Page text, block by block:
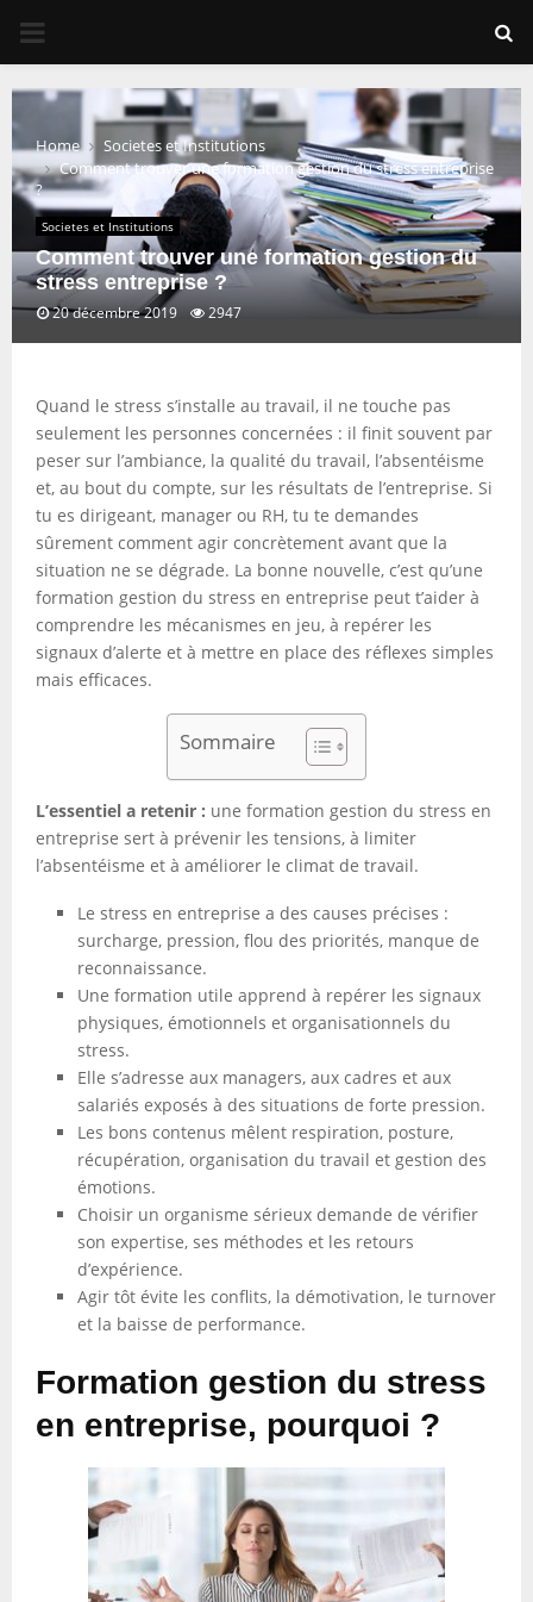
PRIMARY
MENU
Home
Societes et Institutions
Comment trouver une formation gestion du stress entreprise
?
Societes et Institutions
Comment trouver une formation gestion du
stress entreprise ?
20 décembre 2019 2947
Quand le stress s’installe au travail, il ne touche pas
seulement les personnes concernées : il finit souvent par
peser sur l’ambiance, la qualité du travail, l’absentéisme
et, au bout du compte, sur les résultats de l’entreprise. Si
tu es dirigeant, manager ou RH, tu te demandes
sûrement comment agir concrètement avant que la
situation ne se dégrade. La bonne nouvelle, c’est qu’une
formation gestion du stress en entreprise peut t’aider à
comprendre les mécanismes en jeu, à repérer les
signaux d’alerte et à mettre en place des réflexes simples
mais efficaces.
Sommaire
L’essentiel a retenir : une formation gestion du stress en
entreprise sert à prévenir les tensions, à limiter
l’absentéisme et à améliorer le climat de travail.
Le stress en entreprise a des causes précises :
surcharge, pression, flou des priorités, manque de
reconnaissance.
Une formation utile apprend à repérer les signaux
physiques, émotionnels et organisationnels du
stress.
Elle s’adresse aux managers, aux cadres et aux
salariés exposés à des situations de forte pression.
Les bons contenus mêlent respiration, posture,
récupération, organisation du travail et gestion des
émotions.
Choisir un organisme sérieux demande de vérifier
son expertise, ses méthodes et les retours
d’expérience.
Agir tôt évite les conflits, la démotivation, le turnover
et la baisse de performance.
Formation gestion du stress
en entreprise, pourquoi ?